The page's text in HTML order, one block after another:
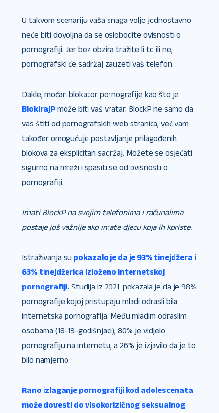
U takvom scenariju vaša snaga volje jednostavno
neće biti dovoljna da se oslobodite ovisnosti o
pornografiji. Jer bez obzira tražite li to ili ne,
pornografski će sadržaj zauzeti vaš telefon.
Dakle, moćan blokator pornografije kao što je
BlokirajPmože biti vaš vratar. BlockP ne samo da
vas štiti od pornografskih web stranica, već vam
također omogućuje postavljanje prilagođenih
blokova za eksplicitan sadržaj. Možete se osjećati
sigurno na mreži i spasiti se od ovisnosti o
pornografiji.
Imati BlockP na svojim telefonima i računalima
postaje još važnije ako imate djecu koja ih koriste.
Istraživanja su pokazalo je da je 93% tinejdžera i
63% tinejdžerica izloženo internetskoj
pornografiji.Studija iz 2021. pokazala je da je 98%
pornografije kojoj pristupaju mladi odrasli bila
internetska pornografija. Među mladim odraslim
osobama (18-19-godišnjaci), 80% je vidjelo
pornografiju na internetu, a 26% je izjavilo da je to
bilo namjerno.
Rano izlaganje pornografiji kod adolescenata
može dovesti do visokorizičnog seksualnog